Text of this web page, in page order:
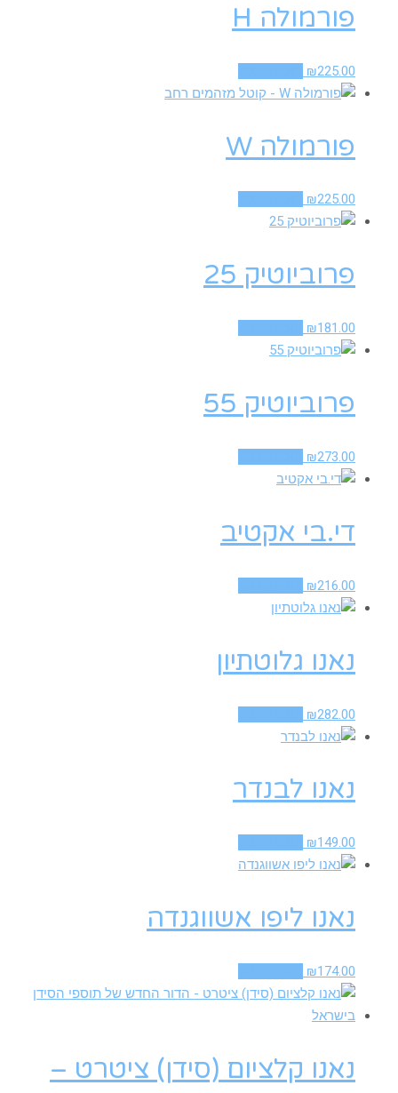
פורמולה H
₪225.00
פורמולה W
₪225.00
פרוביוטיק 25
₪181.00
פרוביוטיק 55
₪273.00
די.בי אקטיב
₪216.00
נאנו גלוטתיון
₪282.00
נאנו לבנדר
₪149.00
נאנו ליפו אשווגנדה
₪174.00
נאנו קלציום (סידן) ציטרט –